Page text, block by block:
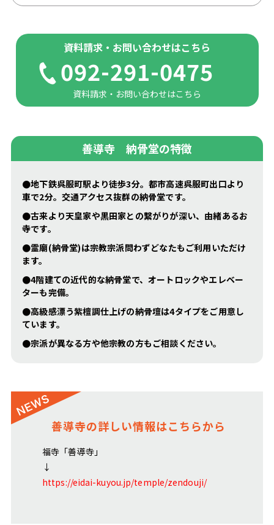
資料請求・お問い合わせはこちら
092-291-0475
資料請求・お問い合わせはこちら
善導寺 納骨堂の特徴
●地下鉄呉服町駅より徒歩3分。都市高速呉服町出口より
車で2分。交通アクセス抜群の納骨堂です。
●古来より天皇家や黒田家との繋がりが深い、由緒あるお
寺です。
●霊廟(納骨堂)は宗教宗派問わずどなたもご利用いただけ
ます。
●4階建ての近代的な納骨堂で、オートロックやエレベー
ターも完備。
●高級感漂う紫檀調仕上げの納骨壇は4タイプをご用意し
ています。
●宗派が異なる方や他宗教の方もご相談ください。
善導寺の詳しい情報はこちらから
福寺「善導寺」
↓
https://eidai-kuyou.jp/temple/zendouji/